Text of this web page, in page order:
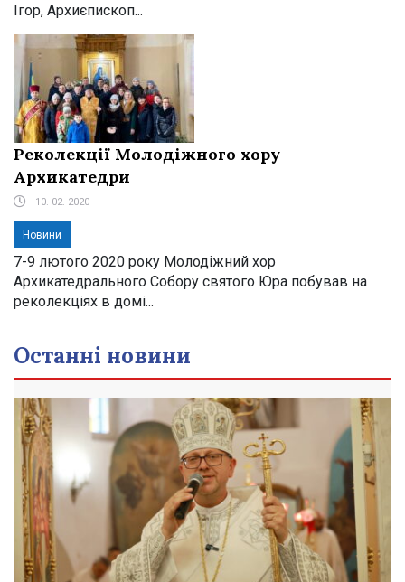
Ігор, Архиєпископ...
Реколекції Молодіжного хору
Архикатедри
10. 02. 2020
Новини
7-9 лютого 2020 року Молодіжний хор
Архикатедрального Собору святого Юра побував на
реколекціях в домі...
Останні новини